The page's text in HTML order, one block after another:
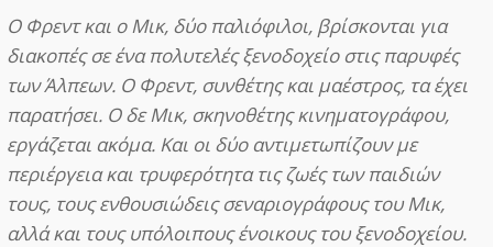
Ο Φρεντ και ο Μικ, δύο παλιόφιλοι, βρίσκονται για
διακοπές σε ένα πολυτελές ξενοδοχείο στις παρυφές
των Άλπεων. Ο Φρεντ, συνθέτης και μαέστρος, τα έχει
παρατήσει. Ο δε Μικ, σκηνοθέτης κινηματογράφου,
εργάζεται ακόμα. Και οι δύο αντιμετωπίζουν με
περιέργεια και τρυφερότητα τις ζωές των παιδιών
τους, τους ενθουσιώδεις σεναριογράφους του Μικ,
αλλά και τους υπόλοιπους ένοικους του ξενοδοχείου.